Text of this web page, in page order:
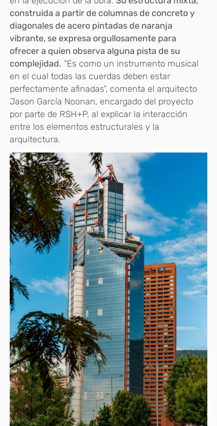
construida a partir de columnas de concreto y
diagonales de acero pintadas de naranja
vibrante, se expresa orgullosamente para
ofrecer a quien observa alguna pista de su
complejidad. “Es como un instrumento musical
en el cual todas las cuerdas deben estar
perfectamente afinadas”, comenta el arquitecto
Jason García Noonan, encargado del proyecto
por parte de RSH+P, al explicar la interacción
entre los elementos estructurales y la
arquitectura.